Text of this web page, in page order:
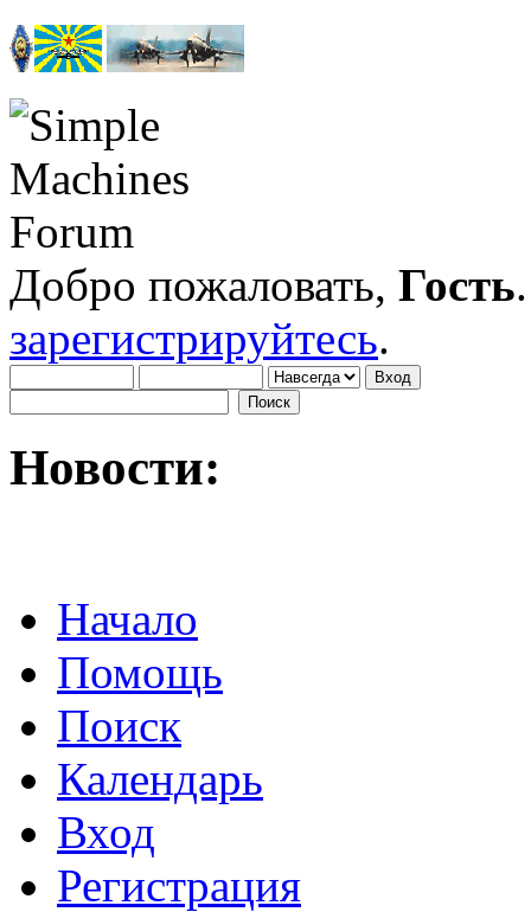
Добро пожаловать, Гость
зарегистрируйтесь.
Новости:
Начало
Помощь
Поиск
Календарь
Вход
Регистрация